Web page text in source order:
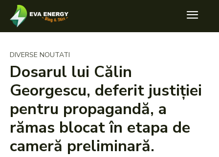
DIVERSE NOUTATI
Dosarul lui Călin
Georgescu, deferit justiției
pentru propagandă, a
rămas blocat în etapa de
cameră preliminară.